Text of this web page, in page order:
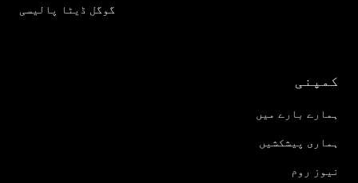
گوگل ڈیٹا پالیسی
کمپنی
ہمارے بارے میں
ہماری پیشکشیں
نیوز روم